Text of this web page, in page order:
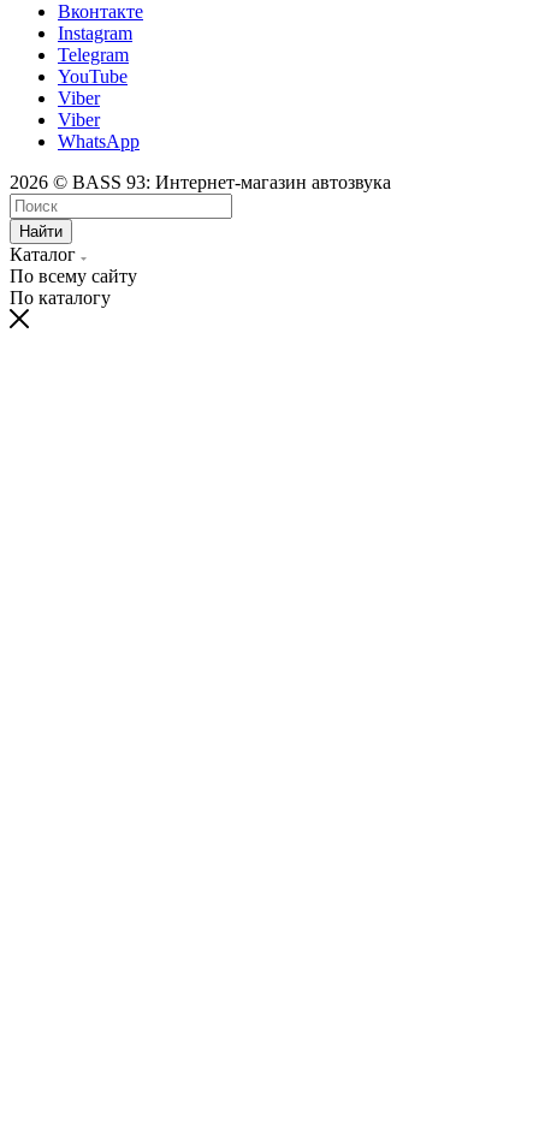
Вконтакте
Instagram
Telegram
YouTube
Viber
Viber
WhatsApp
2026 © BASS 93: Интернет-магазин автозвука
Найти
Каталог
По всему сайту
По каталогу